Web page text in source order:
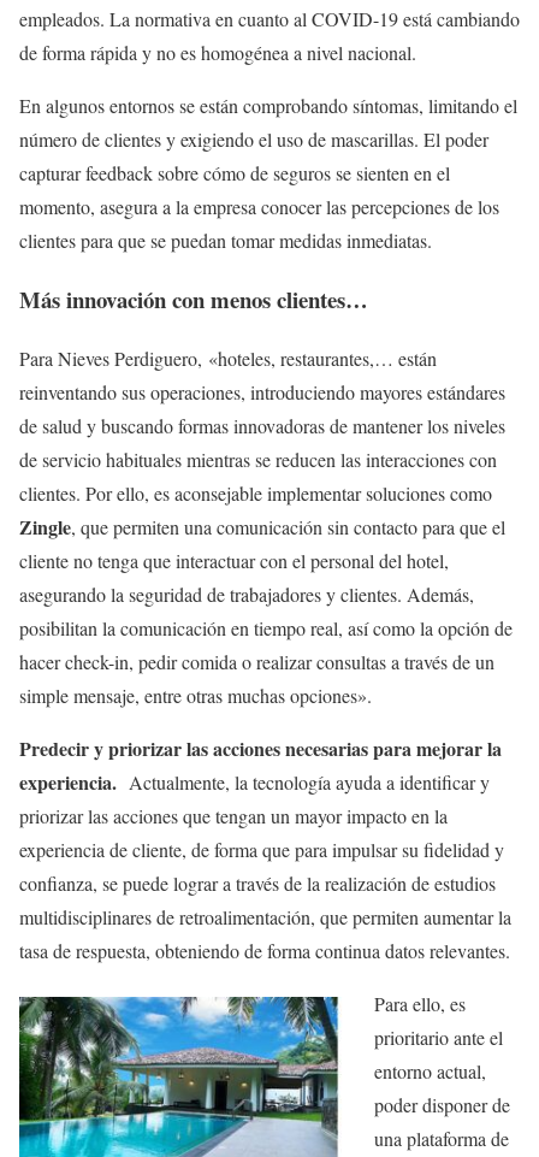
empleados. La normativa en cuanto al COVID-19 está cambiando
de forma rápida y no es homogénea a nivel nacional.
En algunos entornos se están comprobando síntomas, limitando el
número de clientes y exigiendo el uso de mascarillas. El poder
capturar feedback sobre cómo de seguros se sienten en el
momento, asegura a la empresa conocer las percepciones de los
clientes para que se puedan tomar medidas inmediatas.
Más innovación con menos clientes…
Para Nieves Perdiguero, «hoteles, restaurantes,… están
reinventando sus operaciones, introduciendo mayores estándares
de salud y buscando formas innovadoras de mantener los niveles
de servicio habituales mientras se reducen las interacciones con
clientes. Por ello, es aconsejable implementar soluciones como
Zingle, que permiten una comunicación sin contacto para que el
cliente no tenga que interactuar con el personal del hotel,
asegurando la seguridad de trabajadores y clientes. Además,
posibilitan la comunicación en tiempo real, así como la opción de
hacer check-in, pedir comida o realizar consultas a través de un
simple mensaje, entre otras muchas opciones».
Predecir y priorizar las acciones necesarias para mejorar la
experiencia. Actualmente, la tecnología ayuda a identificar y
priorizar las acciones que tengan un mayor impacto en la
experiencia de cliente, de forma que para impulsar su fidelidad y
confianza, se puede lograr a través de la realización de estudios
multidisciplinares de retroalimentación, que permiten aumentar la
tasa de respuesta, obteniendo de forma continua datos relevantes.
Para ello, es
prioritario ante el
entorno actual,
poder disponer de
una plataforma de